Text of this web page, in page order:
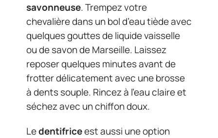
savonneuse. Trempez votre
chevalière dans un bol d’eau tiède avec
quelques gouttes de liquide vaisselle
ou de savon de Marseille. Laissez
reposer quelques minutes avant de
frotter délicatement avec une brosse
à dents souple. Rincez à l’eau claire et
séchez avec un chiffon doux.
Ledentifriceest aussi une option